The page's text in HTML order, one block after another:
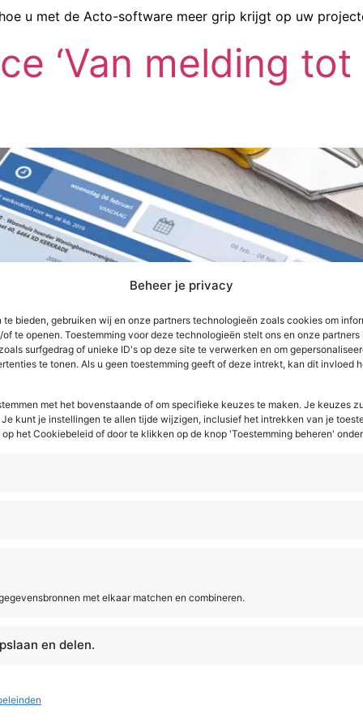
Beheer je privacy
te bieden, gebruiken wij en onze partners technologieën zoals cookies om
te openen. Toestemming voor deze technologieën stelt ons en onze partners
surfgedrag of unieke ID's op deze site te verwerken en om
te tonen. Als u geen toestemming geeft of deze intrekt, kan dit invloed
met het bovenstaande of om specifieke keuzes te maken. Je keuzes
kunt je instellingen te allen tijde wijzigen, inclusief het intrekken van je
het Cookiebeleid of door te klikken op de knop 'Toestemming beheren'
met elkaar matchen en combineren.
en delen.
u met de Acto-software meer grip krijgt op uw
‘Van melding